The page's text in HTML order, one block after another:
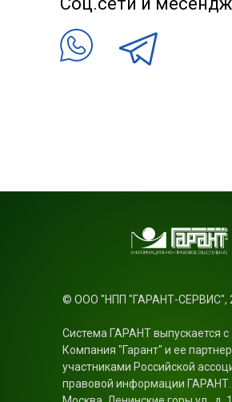
© ООО "НПП "ГАРАНТ-СЕРВИС",
Система ГАРАНТ выпускается с
Компания "Гарант" и ее
участниками Российской
правовой информации ГАРАНТ.